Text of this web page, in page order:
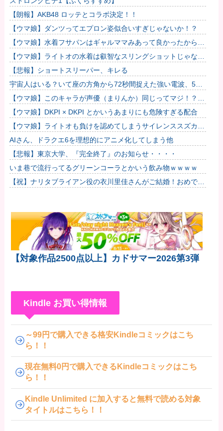
【朗報】AKB48 ロッテとコラボ決定！！
【ウマ娘】ダンツってエプロン姿似合いすぎじゃないか！？
【ウマ娘】水着フサパンはギャルママみあって良かったから引
く【ウマ娘】ライトオの水着は叡智なスリングショットじゃなく
て多分これ。
【悲報】ショートスリーパー、キレる
宇宙人はいる？いて座の方角から72秒間捉えた強い電波、50
年間正体分からぬ「Wow！信号」
【ウマ娘】このキャラが声優（まりんか）同じってマジ！？
←「スズカさんみたいな演技の方がレアだと聞いて驚いたよ」
【ウマ娘】DKPI × DKPI とかいうあまりにも危険すぎる配合
【ウマ娘】ライトオも負けを認めてしまうサイレンススズカ定
規概念ｗｗｗ他
AIさん、ドラクエ6を理想的にアニメ化してしまう他
【悲報】東京大学、『完全終了』のお知らせ・・・・
いま巷で流行ってるグリーンコーラとかいう飲み物ｗｗｗｗ
【祝】ナリタブライアン役の衣川里佳さんがご結婚！おめでと
【対象作品2500点以上】カドサマー2026第3弾
Kindle お買い得情報
～99円で購入できる格安Kindleコミックはこち
ら！！
現在無料0円で購入できるKindleコミックはこち
ら！！
Kindle Unlimited に加入すると無料で読める対象
タイトルはこちら！！